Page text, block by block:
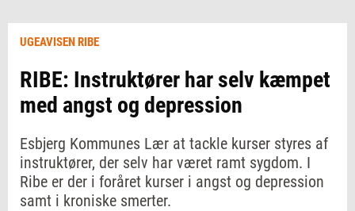
UGEAVISEN RIBE
RIBE: Instruktører har selv kæmpet
med angst og depression
Esbjerg Kommunes Lær at tackle kurser styres af
instruktører, der selv har været ramt sygdom. I
Ribe er der i foråret kurser i angst og depression
samt i kroniske smerter.